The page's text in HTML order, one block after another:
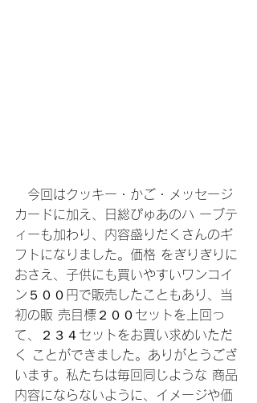
今回はクッキー・かご・メッセージ
カードに加え、日総ぴゅあのハ ーブテ
ィーも加わり、内容盛りだくさんのギ
フトになりました。価格 をぎりぎりに
おさえ、子供にも買いやすいワンコイ
ン５００円で販売したこともあり、当
初の販 売目標２００セットを上回っ
て、２３４セットをお買い求めいただ
く ことができました。ありがとうござ
います。私たちは毎回同じような 商品
内容にならないように、イメージや価